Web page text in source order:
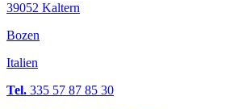
39052 Kaltern
Bozen
Italien
Tel. 335 57 87 85 30